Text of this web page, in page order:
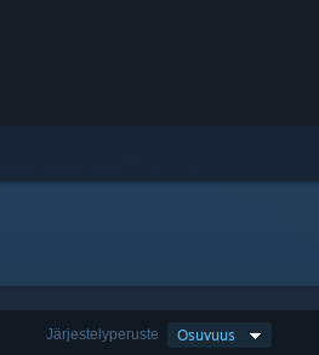
Järjestelyperuste Osuvuus